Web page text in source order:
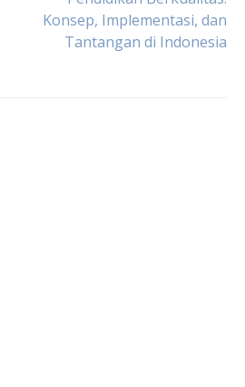
Konsep, Implementasi, dan
Tantangan di Indonesia